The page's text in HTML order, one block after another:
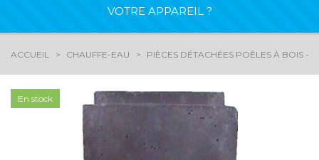
VOTRE APPAREIL ?
ACCUEIL CHAUFFE-EAU PIÈCES DÉTACHÉES POÊLES À BOIS -
En stock